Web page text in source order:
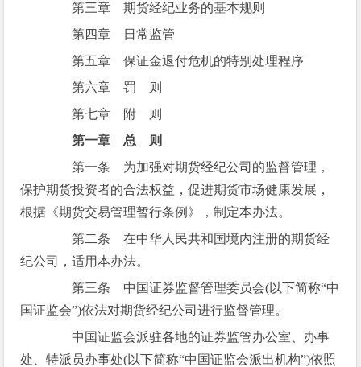
第三章 期货经纪业务的基本规则
第四章 日常监管
第五章 保证金退付危机的特别处理程序
第六章 罚 则
第七章 附 则
第一章 总 则
第一条 为加强对期货经纪公司的监督管理，
保护期货投资者的合法权益，促进期货市场健康发展，
根据《期货交易管理暂行条例》，制定本办法。
第二条 在中华人民共和国境内注册的期货经
纪公司，适用本办法。
第三条 中国证券监督管理委员会(以下简称“中
国证监会”)依法对期货经纪公司进行监督管理。
中国证监会派驻各地的证券监管办公室、办事
处、特派员办事处(以下简称“中国证监会派出机构”)依照